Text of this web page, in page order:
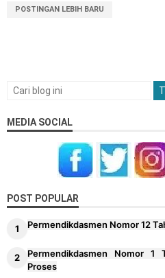
POSTINGAN LEBIH BARU
MEDIA SOCIAL
POST POPULAR
Permendikdasmen Nomor 12
Permendikdasmen Nomor 1
Proses